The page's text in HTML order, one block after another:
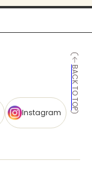
BACK TO TOP
Instagram